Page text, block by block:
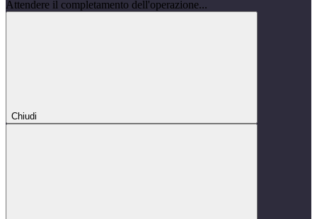
Attendere il completamento dell'operazione...
Chiudi